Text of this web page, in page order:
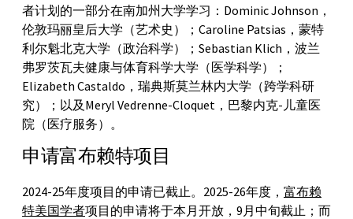
者计划的一部分在南加州大学学习：Dominic Johnson，
伦敦玛丽皇后大学（艺术史）；Caroline Patsias，蒙特
利尔魁北克大学（政治科学）；Sebastian Klich，波兰
弗罗茨瓦夫健康与体育科学大学（医学科学）；
Elizabeth Castaldo，瑞典斯莫兰林内大学（跨学科研
究）；以及Meryl Vedrenne-Cloquet，巴黎内克-儿童医
院（医疗服务）。
申请富布赖特项目
2024-25年度项目的申请已截止。2025-26年度， 富布赖
特美国学者项目的申请将于本月开放，9月中旬截止；而